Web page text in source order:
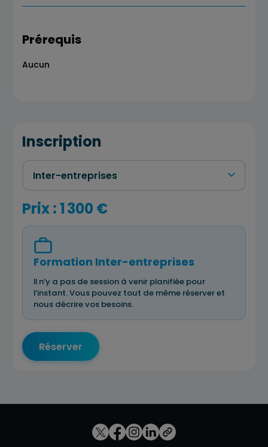
Prérequis
Aucun
Inscription
Prix : 1 300 €
Formation Inter-entreprises
Il n’y a pas de session à venir planifiée pour
l’instant. Vous pouvez tout de même réserver et
nous décrire vos besoins.
Réserver